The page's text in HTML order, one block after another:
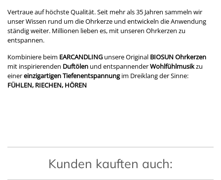
Vertraue auf höchste Qualität. Seit mehr als 35 Jahren sammeln wir
unser Wissen rund um die Ohrkerze und entwickeln die Anwendung
ständig weiter. Millionen lieben es, mit unseren Ohrkerzen zu
entspannen.
Kombiniere beim EARCANDLING unsere Original BIOSUN Ohrkerzen
mit inspirierenden Duftölen und entspannenderWohlfühlmusikzu
einereinzigartigen Tiefenentspannungim Dreiklang der Sinne:
FÜHLEN, RIECHEN, HÖREN
Kunden kauften auch: